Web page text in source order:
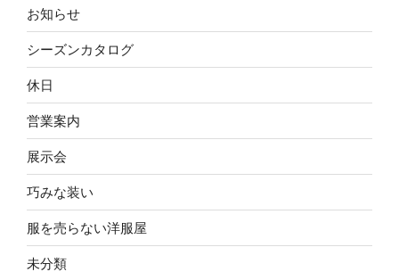
お知らせ
シーズンカタログ
休日
営業案内
展示会
巧みな装い
服を売らない洋服屋
未分類